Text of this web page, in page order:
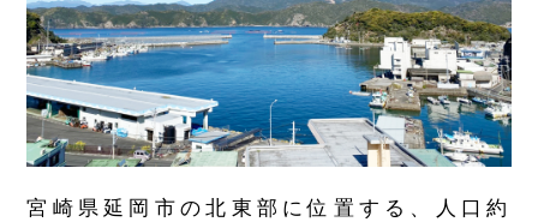
宮崎県延岡市の北東部に位置する、人口約